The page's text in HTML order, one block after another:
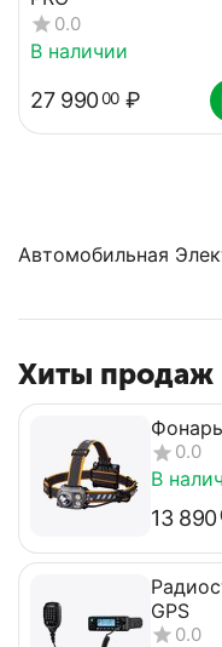
Автомобильная
0.0
В наличии
27 99000 ₽
Хиты продаж
0.0
В
13 890
GPS
0.0